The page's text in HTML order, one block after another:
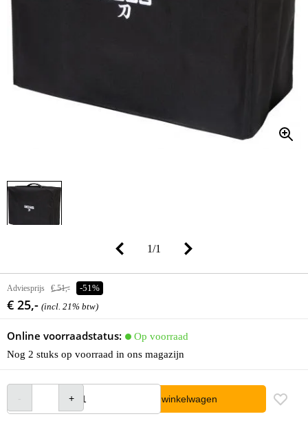
1/1
Adviesprijs € 51,- -51%
€ 25,- (incl. 21% btw)
Online voorraadstatus:
Op voorraad
Nog 2 stuks op voorraad in ons magazijn
In winkelwagen